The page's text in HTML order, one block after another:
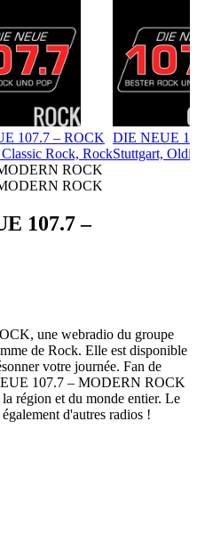
107.7 – ROCK
Classic Rock, Rock
DIE NEUE
Stuttgart,
ROCK
ROCK
107.7 –
une webradio du groupe
de Rock. Elle est disponible
votre journée. Fan de
107.7 – MODERN ROCK
région et du monde entier. Le
d'autres radios !